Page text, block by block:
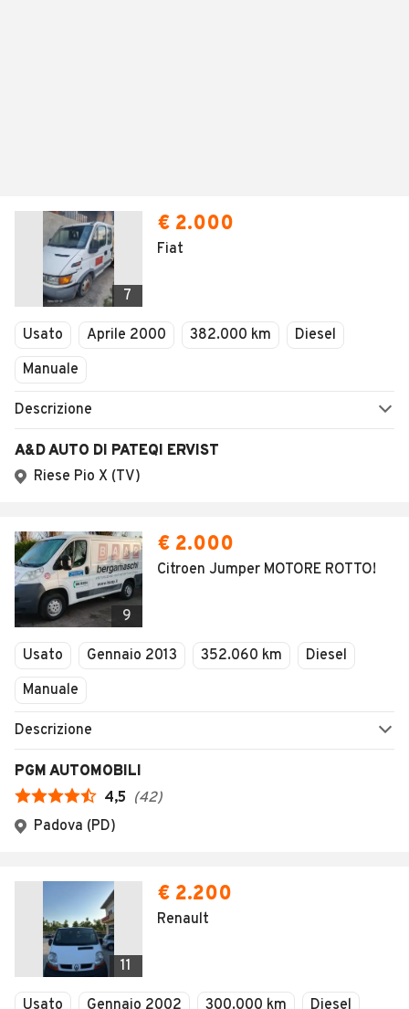
7
€ 2.000
Fiat
Usato Aprile 2000 382.000 km
Diesel
Manuale
Descrizione
A&D AUTO DI PATEQI ERVIST
Riese Pio X (TV)
9
€ 2.000
Citroen Jumper MOTORE ROTTO!
Usato Gennaio 2013 352.060 km
Diesel
Manuale
Descrizione
PGM AUTOMOBILI
4,5 (42)
Padova (PD)
11
€ 2.200
Renault
Usato Gennaio 2002 300.000 km
Diesel